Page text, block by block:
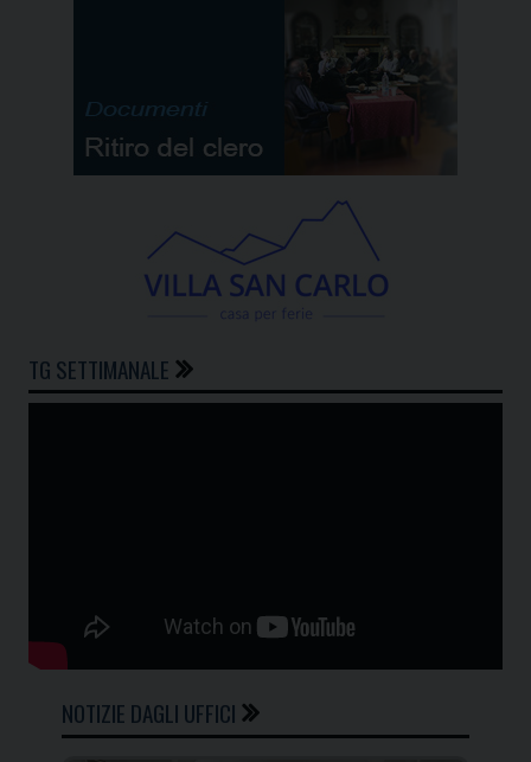
TG SETTIMANALE
NOTIZIE DAGLI UFFICI